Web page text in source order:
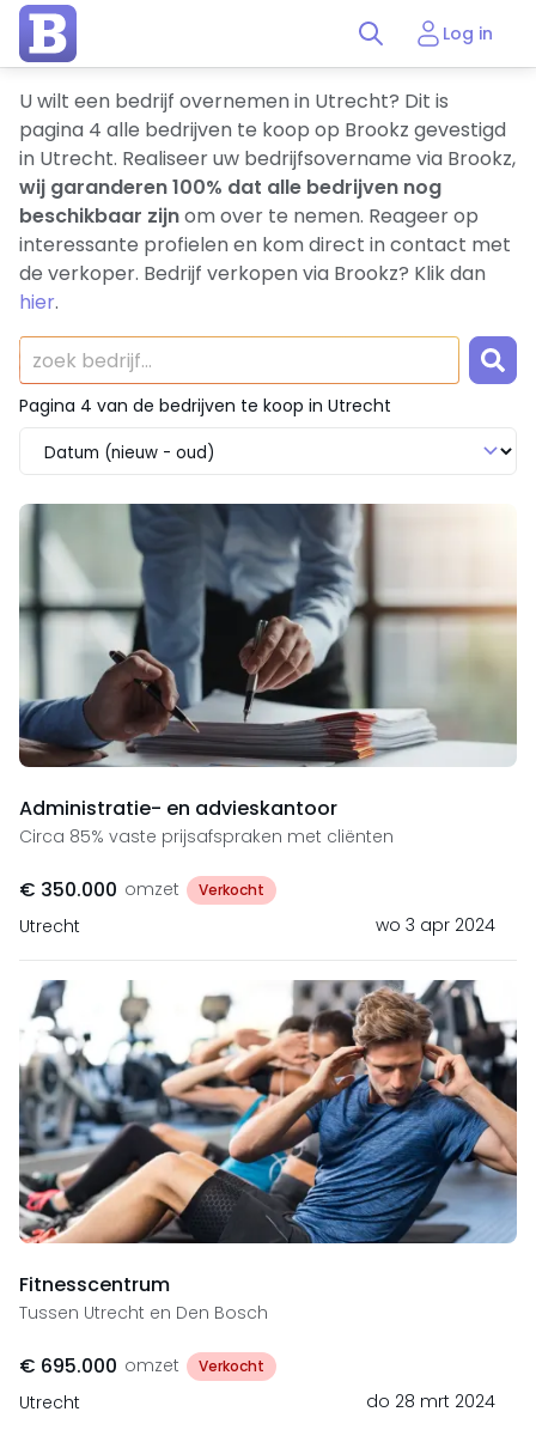
Log in
U wilt een bedrijf overnemen in Utrecht? Dit is
pagina 4 alle bedrijven te koop op Brookz gevestigd
in Utrecht. Realiseer uw bedrijfsovername via Brookz,
wij garanderen 100% dat alle bedrijven nog
beschikbaar zijnom over te nemen. Reageer op
interessante profielen en kom direct in contact met
de verkoper. Bedrijf verkopen via Brookz? Klik dan
hier.
Pagina 4 van de bedrijven te koop in Utrecht
Administratie- en advieskantoor
Circa 85% vaste prijsafspraken met cliënten
€ 350.000 omzet Verkocht
Utrecht wo 3 apr 2024
Fitnesscentrum
Tussen Utrecht en Den Bosch
€ 695.000 omzet Verkocht
Utrecht do 28 mrt 2024